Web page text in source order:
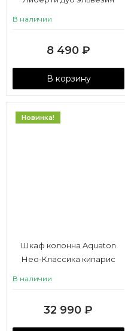
В наличии
8 490 ₽
В корзину
Новинка!
Шкаф колонна Aquaton
Нео-Классика кипарис
В наличии
32 990 ₽